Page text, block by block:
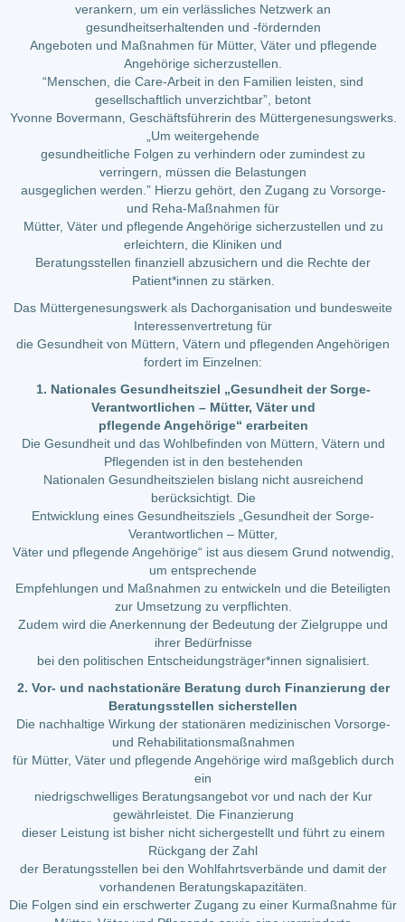
verankern, um ein verlässliches Netzwerk an
gesundheitserhaltenden und -fördernden
Angeboten und Maßnahmen für Mütter, Väter und pflegende
Angehörige sicherzustellen.
“Menschen, die Care-Arbeit in den Familien leisten, sind
gesellschaftlich unverzichtbar”, betont
Yvonne Bovermann, Geschäftsführerin des Müttergenesungswerks.
„Um weitergehende
gesundheitliche Folgen zu verhindern oder zumindest zu
verringern, müssen die Belastungen
ausgeglichen werden.” Hierzu gehört, den Zugang zu Vorsorge-
und Reha-Maßnahmen für
Mütter, Väter und pflegende Angehörige sicherzustellen und zu
erleichtern, die Kliniken und
Beratungsstellen finanziell abzusichern und die Rechte der
Patient*innen zu stärken.
Das Müttergenesungswerk als Dachorganisation und bundesweite
Interessenvertretung für
die Gesundheit von Müttern, Vätern und pflegenden Angehörigen
fordert im Einzelnen:
1. Nationales Gesundheitsziel „Gesundheit der Sorge-
Verantwortlichen – Mütter, Väter und
pflegende Angehörige“ erarbeiten
Die Gesundheit und das Wohlbefinden von Müttern, Vätern und
Pflegenden ist in den bestehenden
Nationalen Gesundheitszielen bislang nicht ausreichend
berücksichtigt. Die
Entwicklung eines Gesundheitsziels „Gesundheit der Sorge-
Verantwortlichen – Mütter,
Väter und pflegende Angehörige“ ist aus diesem Grund notwendig,
um entsprechende
Empfehlungen und Maßnahmen zu entwickeln und die Beteiligten
zur Umsetzung zu verpflichten.
Zudem wird die Anerkennung der Bedeutung der Zielgruppe und
ihrer Bedürfnisse
bei den politischen Entscheidungsträger*innen signalisiert.
2. Vor- und nachstationäre Beratung durch Finanzierung der
Beratungsstellen sicherstellen
Die nachhaltige Wirkung der stationären medizinischen Vorsorge-
und Rehabilitationsmaßnahmen
für Mütter, Väter und pflegende Angehörige wird maßgeblich durch
ein
niedrigschwelliges Beratungsangebot vor und nach der Kur
gewährleistet. Die Finanzierung
dieser Leistung ist bisher nicht sichergestellt und führt zu einem
Rückgang der Zahl
der Beratungsstellen bei den Wohlfahrtsverbände und damit der
vorhandenen Beratungskapazitäten.
Die Folgen sind ein erschwerter Zugang zu einer Kurmaßnahme für